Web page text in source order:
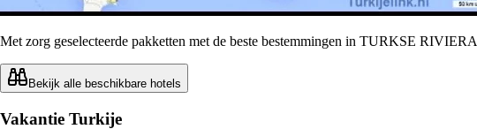
Met zorg geselecteerde pakketten met de beste bestemmingen in TURKSE RIVIERA
Bekijk alle beschikbare hotels
Vakantie Turkije